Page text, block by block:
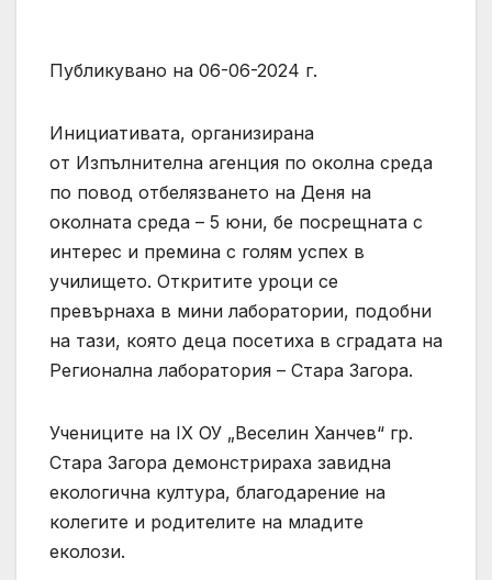
Публикувано на 06-06-2024 г.
Инициативата, организирана
от Изпълнителна агенция по околна среда
по повод отбелязването на Деня на
околната среда – 5 юни, бе посрещната с
интерес и премина с голям успех в
училището. Откритите уроци се
превърнаха в мини лаборатории, подобни
на тази, която деца посетиха в сградата на
Регионална лаборатория – Стара Загора.
Учениците на IX ОУ „Веселин Ханчев“ гр.
Стара Загора демонстрираха завидна
екологична култура, благодарение на
колегите и родителите на младите
еколози.